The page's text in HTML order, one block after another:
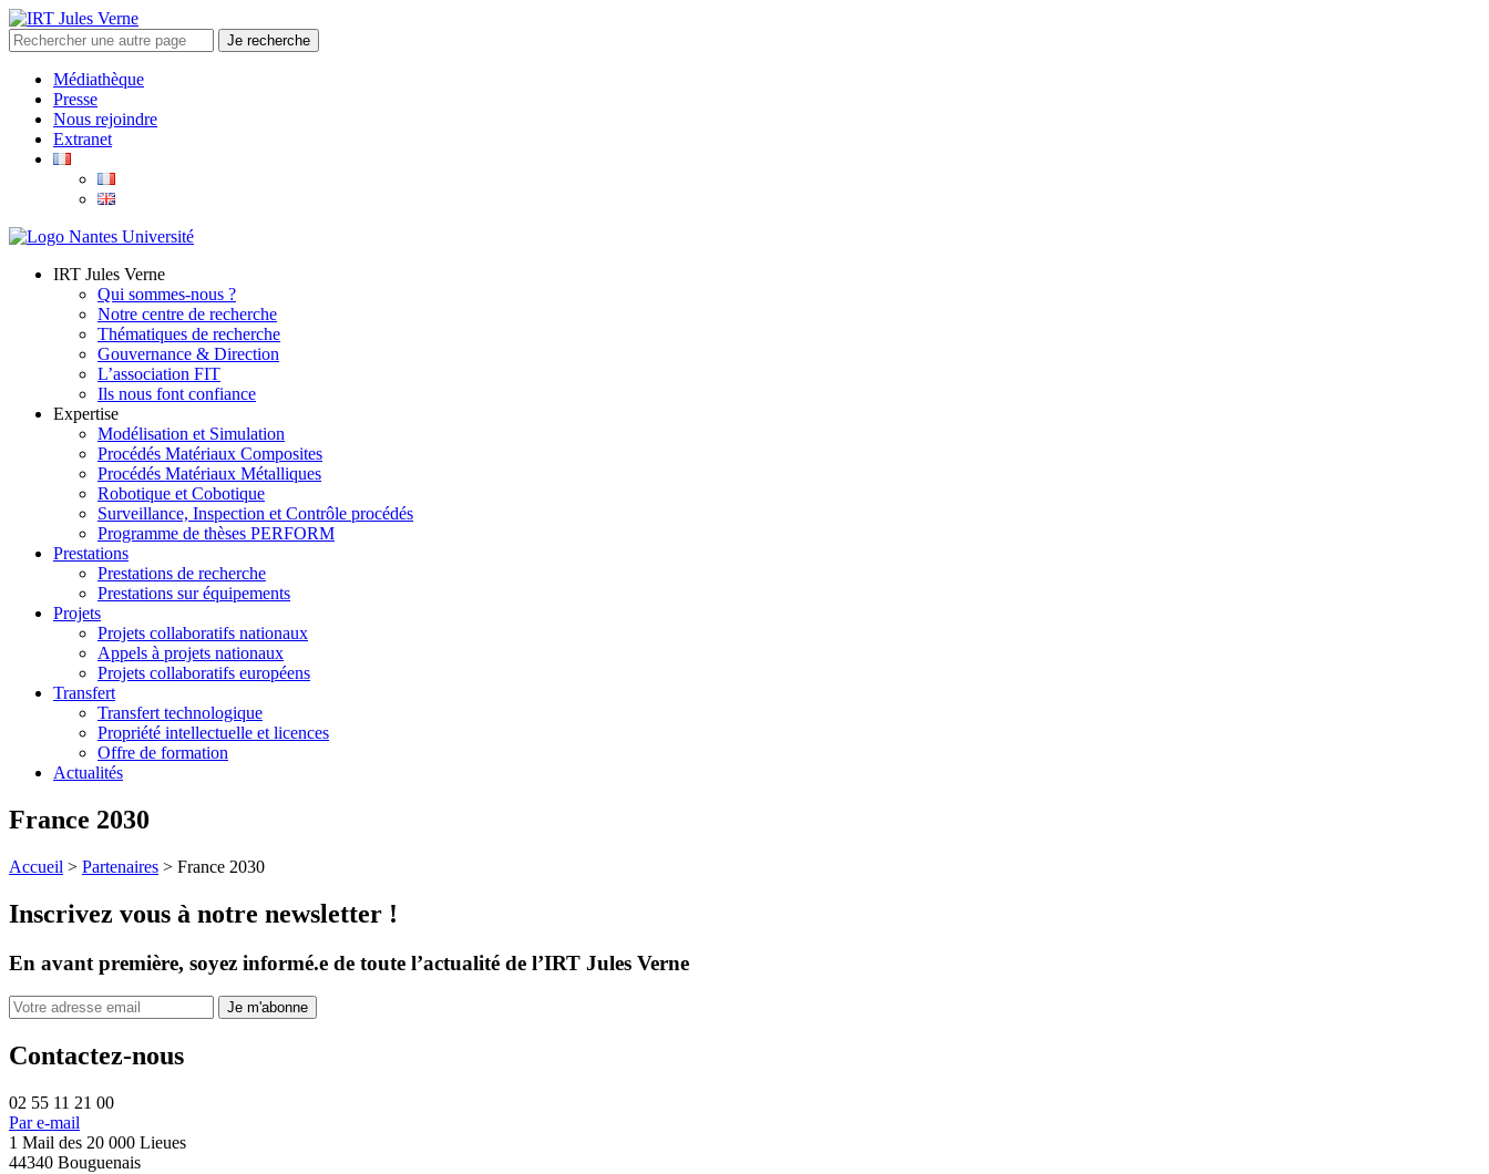
Médiathèque
Presse
Nous rejoindre
Extranet
IRT Jules Verne
Qui sommes-nous ?
Notre centre de recherche
Thématiques de recherche
Gouvernance & Direction
L’association FIT
Ils nous font confiance
Expertise
Modélisation et Simulation
Procédés Matériaux Composites
Procédés Matériaux Métalliques
Robotique et Cobotique
Surveillance, Inspection et Contrôle procédés
Programme de thèses PERFORM
Prestations
Prestations de recherche
Prestations sur équipements
Projets
Projets collaboratifs nationaux
Appels à projets nationaux
Projets collaboratifs européens
Transfert
Transfert technologique
Propriété intellectuelle et licences
Offre de formation
Actualités
France 2030
Accueil > Partenaires > France 2030
Inscrivez vous à notre newsletter !
En avant première, soyez informé.e de toute l’actualité de l’IRT Jules Verne
Contactez-nous
02 55 11 21 00
Par e-mail
1 Mail des 20 000 Lieues
44340 Bouguenais